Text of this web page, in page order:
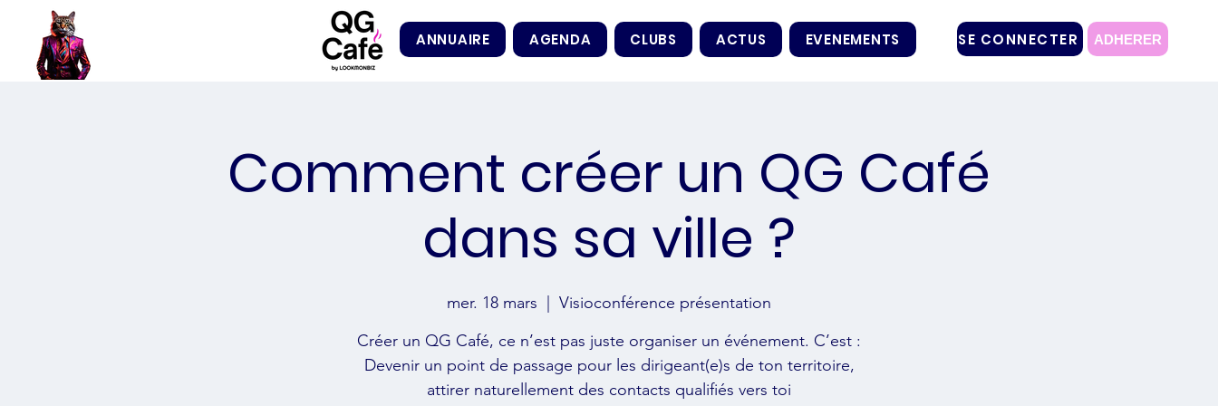
ANNUAIRE AGENDA CLUBS ACTUS EVENEMENTS SE CONNECTER ADHERER
Comment créer un QG Café
dans sa ville ?
mer. 18 mars
Visioconférence présentation
Créer un QG Café, ce n’est pas juste organiser un événement. C’est :
Devenir un point de passage pour les dirigeant(e)s de ton territoire,
attirer naturellement des contacts qualifiés vers toi